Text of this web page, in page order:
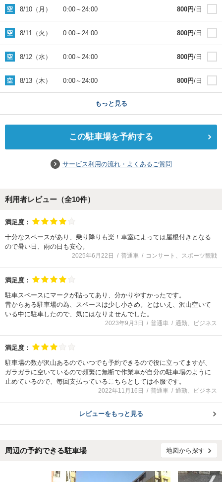
8/10（月） 0:00～ 24:00 800円/日
8/11（火） 0:00～ 24:00 800円/日
8/12（水） 0:00～ 24:00 800円/日
8/13（木） 0:00～ 24:00 800円/日
もっと見る
この駐車場を予約する
サービス利用の流れ・よくあるご質問
利用者レビュー（全10件）
満足度：
十分なスペースがあり、乗り降りも楽！車室によっては屋根付きとなる
ので暑い日、雨の日も安心。
2025年6月22日 普通車 コンサート、スポーツ観戦
満足度：
駐車スペースにマークが貼ってあり、分かりやすかったです。
昔からある駐車場の為、スペースは少し小さめ。とはいえ、沢山空いて
いる中に駐車したので、気にはなりませんでした。
2023年9月3日 普通車 通勤、ビジネス
満足度：
駐車場の数が沢山あるのでいつでも予約できるので役に立ってますが、
ガラガラに空いているので頻繁に無断で作業車が自分の駐車場のように
止めているので、毎回支払っているこちらとしては不服です。
2022年11月16日 普通車 通勤、ビジネス
レビューをもっと見る
周辺の予約できる駐車場 地図から探す